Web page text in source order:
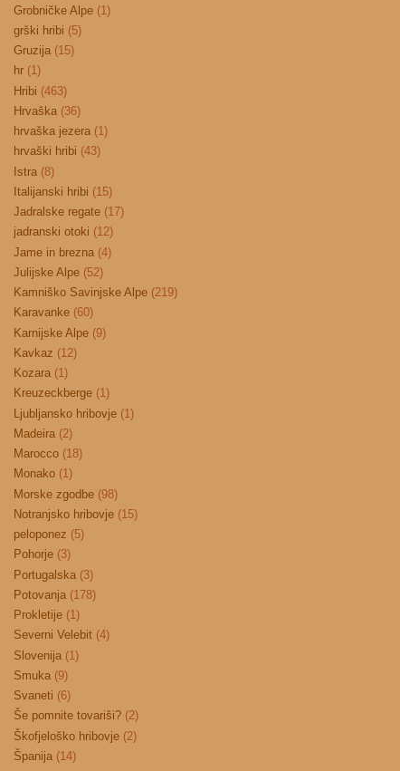
Grobničke Alpe (1)
grški hribi (5)
Gruzija (15)
hr (1)
Hribi (463)
Hrvaška (36)
hrvaška jezera (1)
hrvaški hribi (43)
Istra (8)
Italijanski hribi (15)
Jadralske regate (17)
jadranski otoki (12)
Jame in brezna (4)
Julijske Alpe (52)
Kamniško Savinjske Alpe (219)
Karavanke (60)
Karnijske Alpe (9)
Kavkaz (12)
Kozara (1)
Kreuzeckberge (1)
Ljubljansko hribovje (1)
Madeira (2)
Marocco (18)
Monako (1)
Morske zgodbe (98)
Notranjsko hribovje (15)
peloponez (5)
Pohorje (3)
Portugalska (3)
Potovanja (178)
Prokletije (1)
Severni Velebit (4)
Slovenija (1)
Smuka (9)
Svaneti (6)
Še pomnite tovariši? (2)
Škofjeloško hribovje (2)
Španija (14)